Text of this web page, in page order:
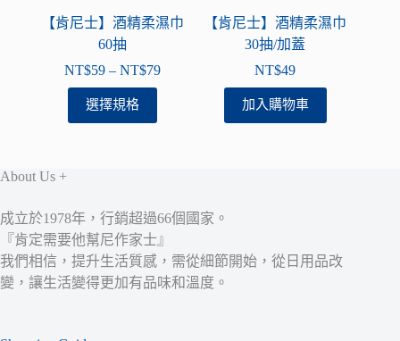
【肯尼士】酒精柔濕巾
60抽
NT$59 – NT$79價
選擇規格
此
產
款
式。
可
在
【肯尼士】酒精柔濕巾
30抽/加蓋
NT$49
加入購物車
About Us +
成立於1978年，行銷超過66個國家。
『肯定需要他幫尼作家士』
我們相信，提升生活質感，需從細節開始，從日用品改
變，讓生活變得更加有品味和溫度。